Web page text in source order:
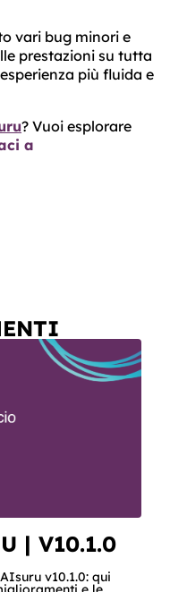
vari bug minori e
prestazioni su tutta
più fluida e
? Vuoi esplorare
a
| V10.1.0
v10.1.0: qui